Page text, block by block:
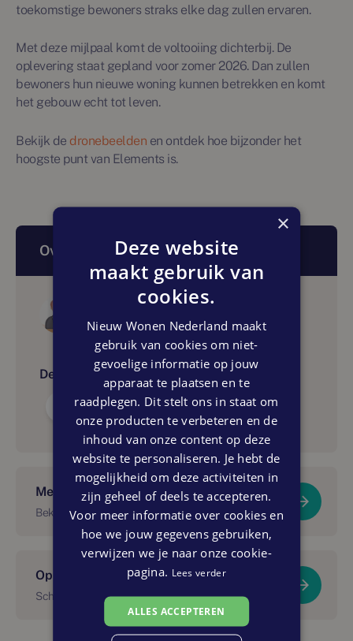
toekomstige bewoners straks elke dag zullen ervaren.
Met deze mijlpaal komt de voltooiing dichterbij. De
oplevering staat gepland voor zomer 2026. Dan zullen
bewoners hun nieuwe woning kunnen betrekken en komt
het gebouw echt tot leven.
Bekijk de dronebeelden en ontdek hoe bijzonder het
hoogste punt van Elements is.
Over dit artikel
Nieuw Wonen Nederland
Delen:
Meer over dit project?
Bekijk Elements
Op de hoogte blijven van dit project?
Schrijf je in voor onze nieuwsbrief.
×
Deze website
maakt gebruik van
cookies.
Nieuw Wonen Nederland maakt
gebruik van cookies om niet-
gevoelige informatie op jouw
apparaat te plaatsen en te
raadplegen. Dit stelt ons in staat om
onze producten te verbeteren en de
inhoud van onze content op deze
website te personaliseren. Je hebt de
mogelijkheid om deze activiteiten in
zijn geheel of deels te accepteren.
Voor meer informatie over cookies en
hoe we jouw gegevens gebruiken,
verwijzen we je naar onze cookie-
pagina. Lees verder
ALLES ACCEPTEREN